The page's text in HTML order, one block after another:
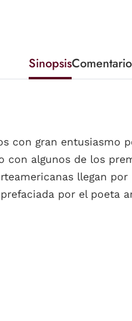
Sinopsis
con gran entusiasmo
con algunos de los
llegan
por el poeta